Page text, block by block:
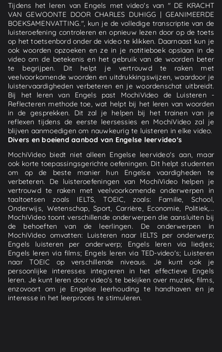
Tijdens het leren van Engels met video's van " DE KRACHT
VAN GEWOONTE DOOR CHARLES DUHIGG | GEANIMEERDE
BOEKSAMENVATTING.", kun je de volledige transcriptie van de
luisteroefening controleren en opnieuw lezen door op de toets
op het toetsenbord onder de video te klikken. Daarnaast kun je
ook woorden opzoeken en ze in je notitieboek opslaan in de
video om de betekenis en het gebruik van de woorden beter
te begrijpen. Dit helpt je vertrouwd te raken met
veelvoorkomende woorden en uitdrukkingswijzen, waardoor je
luistervaardigheden verbeteren en je woordenschat uitbreidt.
Bij het leren van Engels past MochiVideo de Luisteren -
Reflecteren methode toe, wat helpt bij het leren van woorden
in de gesprekken. Dit zal je helpen bij het trainen van je
reflexen tijdens de eerste leersessies en MochiVideo zal je
blijven aanmoedigen om nauwkeurig te luisteren in elke video.
Divers en boeiend aanbod van Engelse leervideo's
MochiVideo biedt niet alleen Engelse leervideo's aan, maar
ook korte toepassingsgerichte oefeningen. Dit helpt studenten
om op de beste manier hun Engelse vaardigheden te
verbeteren. De luisteroefeningen van MochiVideo helpen je
vertrouwd te raken met veelvoorkomende onderwerpen in
taaltoetsen zoals IELTS, TOEIC, zoals: Familie, School,
Onderwijs, Wetenschap, Sport, Carrière, Economie, Politiek,...
MochiVideo toont verschillende onderwerpen die aansluiten bij
de behoeften van de leerlingen. De onderwerpen in
MochiVideo omvatten: Luisteren naar IELTS per onderwerp;
Engels luisteren per onderwerp; Engels leren via liedjes;
Engels leren via films; Engels leren via TED-video's; Luisteren
naar TOEIC op verschillende niveaus. Je kunt ook je
persoonlijke interesses integreren in het effectieve Engels
leren. Je kunt leren door video's te bekijken over muziek, films,
enzovoort om je Engelse leerhouding te handhaven en je
interesse in het leerproces te stimuleren.